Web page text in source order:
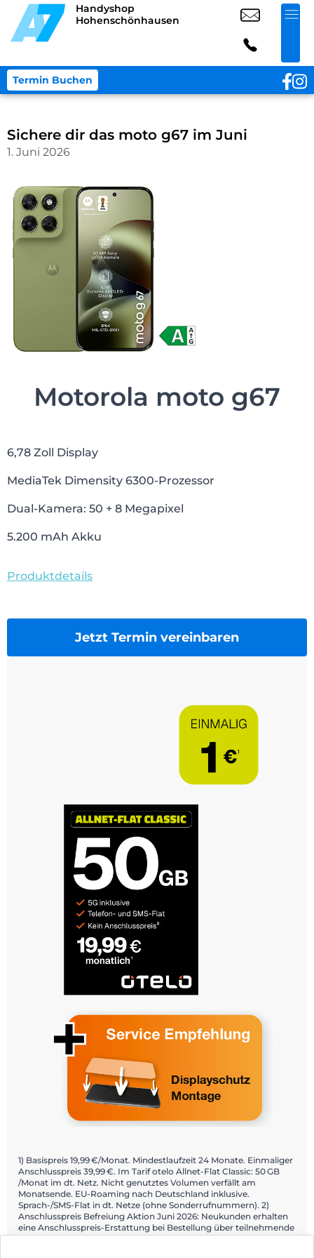
Handyshop
Hohenschönhausen
Termin Buchen
Sichere dir das moto g67 im Juni
1. Juni 2026
Motorola moto g67
6,78 Zoll Display
MediaTek Dimensity 6300-Prozessor
Dual-Kamera: 50 + 8 Megapixel
5.200 mAh Akku
Produktdetails
Jetzt Termin vereinbaren
1) Basispreis 19,99 €/Monat. Mindestlaufzeit 24 Monate. Einmaliger
Anschlusspreis 39,99 €. Im Tarif otelo Allnet-Flat Classic: 50 GB
/Monat im dt. Netz. Nicht genutztes Volumen verfällt am
Monatsende. EU-Roaming nach Deutschland inklusive.
Sprach-/SMS-Flat in dt. Netze (ohne Sonderrufnummern). 2)
Anschlusspreis Befreiung Aktion Juni 2026: Neukunden erhalten
eine Anschlusspreis-Erstattung bei Bestellung über teilnehmende
Fachhändler und Aktivierung über die Mein otelo App. Details: